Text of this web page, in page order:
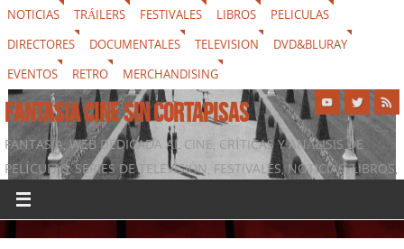
NOTICIAS TRÁILERS FESTIVALES LIBROS
PELICULAS
DIRECTORES
DOCUMENTALES TELEVISION
DVD&BLURAY
EVENTOS
RETRO MERCHANDISING
FANTASIA CINE SIN CORTAPISAS
FANTASIA, WEB DEDICADA AL CINE, CRÍTICAS Y ANÁLISIS DE
PELÍCULAS, SERIES DE TELEVISIÓN, FESTIVALES, NOTICIAS, LIBROS,
DVD & BLURAY, MERCHANDISING Y TODO LO QUE RODEA AL
SÉPTIMO ARTE